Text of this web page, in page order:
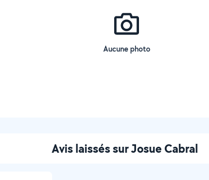
Aucune photo
Avis laissés sur Josue Cabral